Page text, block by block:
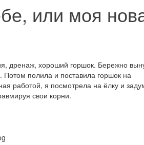
или моя
дренаж, хороший горшок. Бережно
полила и поставила горшок на
работой, я посмотрела на ёлку и
свои корни.